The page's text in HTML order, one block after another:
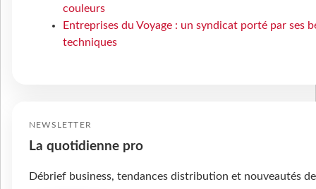
couleurs
Entreprises du Voyage : un syndicat porté par ses
techniques
NEWSLETTER
La quotidienne pro
Débrief business, tendances distribution et nouveautés